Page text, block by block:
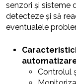
senzori și sisteme
detecteze și să
eventualele
Controlul